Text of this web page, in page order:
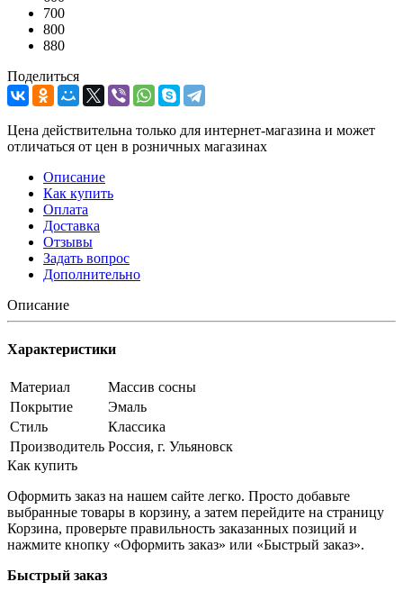
700
800
880
Поделиться
Цена действительна только для интернет-магазина и может
отличаться от цен в розничных магазинах
Описание
Как купить
Оплата
Доставка
Отзывы
Задать вопрос
Дополнительно
Описание
Характеристики
Материал
Массив сосны
Покрытие
Эмаль
Стиль
Классика
Производитель Россия, г. Ульяновск
Как купить
Оформить заказ на нашем сайте легко. Просто добавьте
выбранные товары в корзину, а затем перейдите на страницу
Корзина, проверьте правильность заказанных позиций и
нажмите кнопку «Оформить заказ» или «Быстрый заказ».
Быстрый заказ